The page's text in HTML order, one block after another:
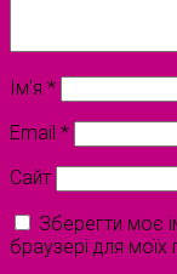
Ім'я *
Email *
Сайт
Зберегти моє
браузері для